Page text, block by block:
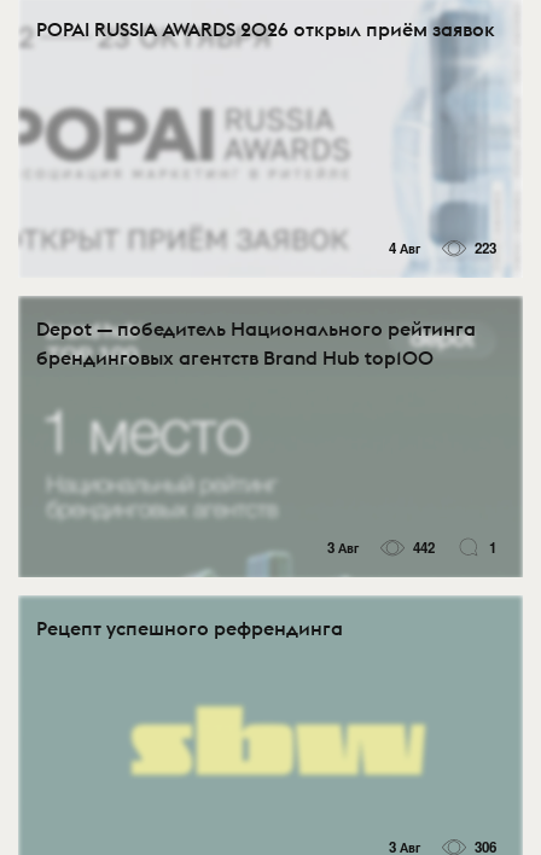
POPAI RUSSIA AWARDS 2026 открыл приём заявок
4 Авг 223
Depot — победитель Национального рейтинга
брендинговых агентств Brand Hub top100
3 Авг 442 1
Рецепт успешного рефрендинга
3 Авг 306